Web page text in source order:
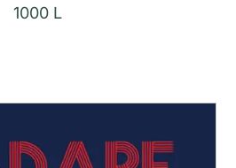
1000 L